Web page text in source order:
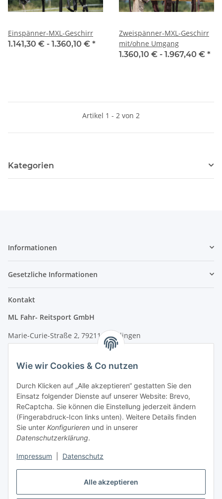
Alle akzeptieren
Wie wir Cookies & Co nutzen
Durch Klicken auf „Alle akzeptieren“ gestatten Sie den
Einsatz folgender Dienste auf unserer Website: Brevo,
ReCaptcha. Sie können die Einstellung jederzeit ändern
(Fingerabdruck-Icon links unten). Weitere Details finden
Sie unter Konfigurieren und in unserer
Datenschutzerklärung.
Impressum Datenschutz
Einspänner-MXL-Geschirr
1.141,30 € - 1.360,10 € *
Zweispänner-MXL-Geschirr
mit/ohne Umgang
1.360,10 € - 1.967,40 € *
Artikel 1 - 2 von 2
Kategorien
Informationen
Gesetzliche Informationen
Kontakt
ML Fahr- Reitsport GmbH
Marie-Curie-Straße 2, 79211 Denzlingen
Tel.: 07666/9378060 (Mo-Fr 9-16 Uhr)
info@fahr-reitsport.de
Nach Terminvereinbarung können Sie gerne bei uns im Lager
vorbeikommen
Zahlungsarten
Vertrag widerrufen